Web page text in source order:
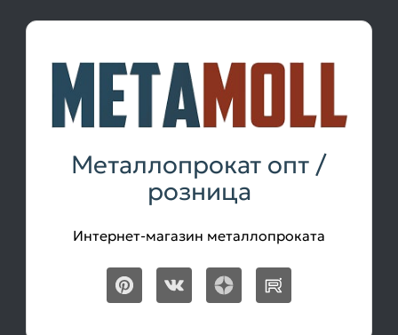
Металлопрокат опт /
розница
Интернет-магазин металлопроката